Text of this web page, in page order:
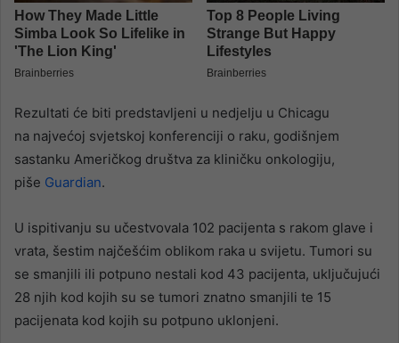
Rezultati će biti predstavljeni u nedjelju u Chicagu
na najvećoj svjetskoj konferenciji o raku, godišnjem
sastanku Američkog društva za kliničku onkologiju,
piše Guardian.
U ispitivanju su učestvovala 102 pacijenta s rakom glave i
vrata, šestim najčešćim oblikom raka u svijetu. Tumori su
se smanjili ili potpuno nestali kod 43 pacijenta, uključujući
28 njih kod kojih su se tumori znatno smanjili te 15
pacijenata kod kojih su potpuno uklonjeni.